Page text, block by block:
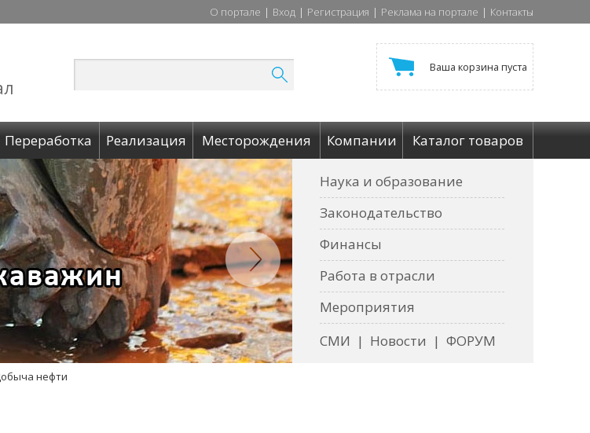
О портале | Вход | Регистрация | Реклама на портале | Контакты
Ваша корзина пуста
Переработка Реализация Месторождения Компании Каталог товаров
Наука и образование
Законодательство
Финансы
Работа в отрасли
Мероприятия
СМИ | Новости | ФОРУМ
нефти